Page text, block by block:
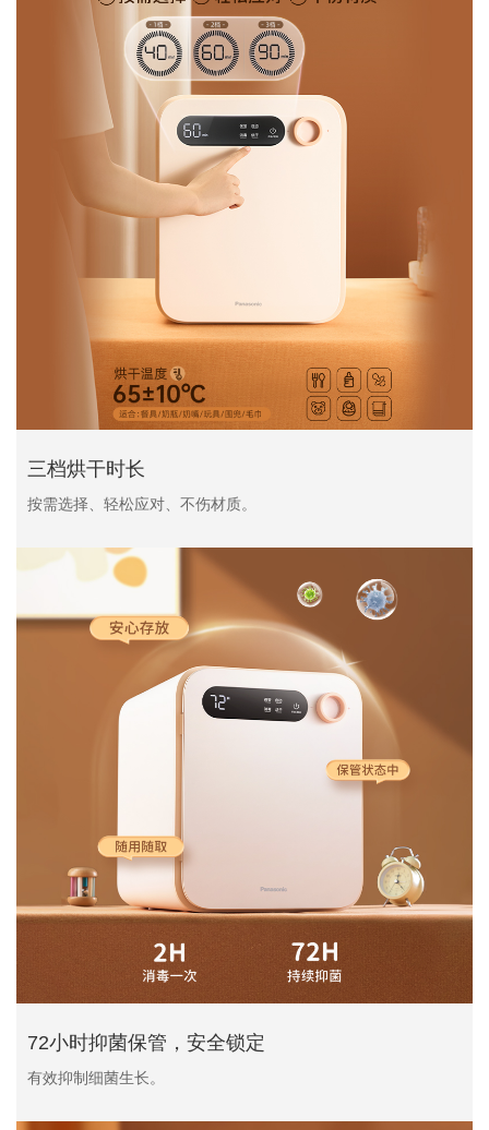
三档烘干时长
按需选择、轻松应对、不伤材质。
72小时抑菌保管，安全锁定
有效抑制细菌生长。